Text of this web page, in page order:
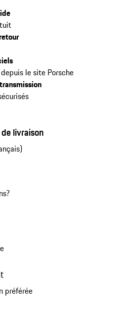
le site Porsche
livraison
préférée